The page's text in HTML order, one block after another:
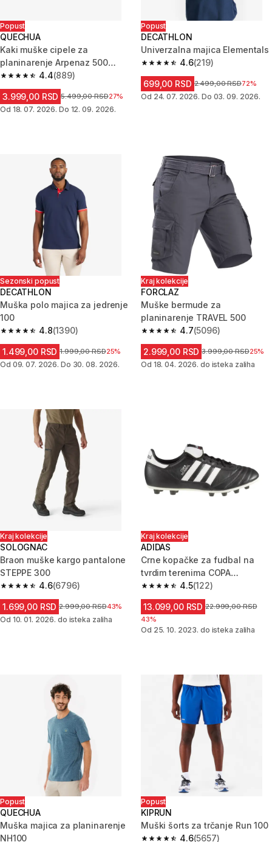
Popust
QUECHUA
Kaki muške cipele za
planinarenje Arpenaz 500
Revival 2.04.4
4.4 od 5 zvezdica from 889 Recenzije
(889)
3.999,00 RSD Cena pre sniženja
5.499,00 RSD27%
Od 18. 07. 2026. Do 12. 09. 2026.
Popust
DECATHLON
Univerzalna majica Elementals
4.6
4.6 od 5 zvezdica from 219
(219)
699,00 RSD Cena pre sniženja
2.499,00 RSD72%
Od 24. 07. 2026. Do 03. 09. 2026.
Sezonski popust
DECATHLON
Muška polo majica za jedrenje
100
4.8
4.8 od 5 zvezdica from 1390 Recenzije
(1390)
1.499,00 RSD Cena pre sniženja
1.999,00 RSD25%
Od 09. 07. 2026. Do 30. 08. 2026.
Kraj kolekcije
FORCLAZ
Muške bermude za
planinarenje TRAVEL 500
4.7
4.7 od 5 zvezdica from 5096
(5096)
2.999,00 RSD Cena pre sniženja
3.999,00 RSD25%
Od 18. 04. 2026. do isteka zaliha
Kraj kolekcije
SOLOGNAC
Braon muške kargo pantalone
STEPPE 300
4.6
4.6 od 5 zvezdica from 6796 Recenzije
(6796)
1.699,00 RSD Cena pre sniženja
2.999,00 RSD43%
Od 10. 01. 2026. do isteka zaliha
Kraj kolekcije
ADIDAS
Crne kopačke za fudbal na
tvrdim terenima COPA
MUNDIAL FG
4.5
4.5 od 5 zvezdica from 122
(122)
13.099,00 RSD Cena pre sniženja
22.999,00 RSD
43%
Od 25. 10. 2023. do isteka zaliha
Popust
QUECHUA
Muška majica za planinarenje
NH100
Popust
KIPRUN
Muški šorts za trčanje Run 100
4.6(5657)